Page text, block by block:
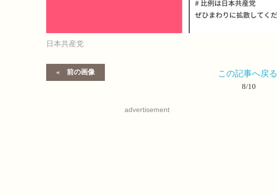
日本共産党
前の画像 この記事へ戻る
8/10
advertisement